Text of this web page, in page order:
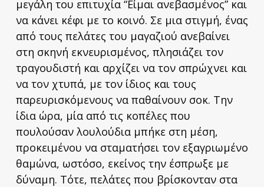
μεγάλη του επιτυχία “Είμαι ανεβασμένος” και
να κάνει κέφι με το κοινό. Σε μια στιγμή, ένας
από τους πελάτες του μαγαζιού ανεβαίνει
στη σκηνή εκνευρισμένος, πλησιάζει τον
τραγουδιστή και αρχίζει να τον σπρώχνει και
να τον χτυπά, με τον ίδιος και τους
παρευρισκόμενους να παθαίνουν σοκ. Την
ίδια ώρα, μία από τις κοπέλες που
πουλούσαν λουλούδια μπήκε στη μέση,
προκειμένου να σταματήσει τον εξαγριωμένο
θαμώνα, ωστόσο, εκείνος την έσπρωξε με
δύναμη. Τότε, πελάτες που βρίσκονταν στα